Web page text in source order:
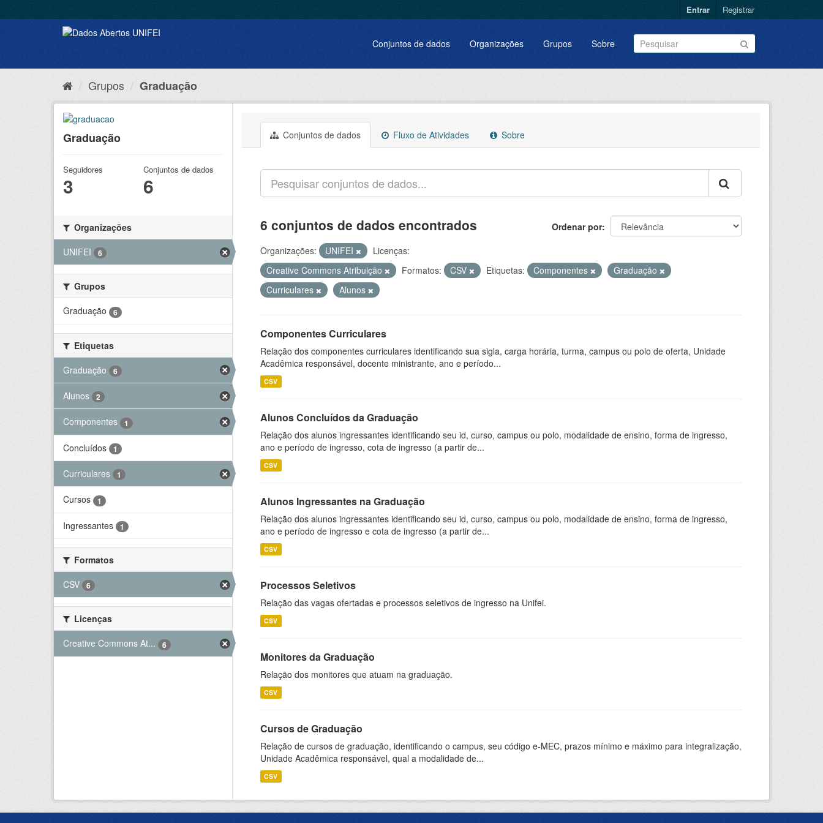
Entrar Registrar
Conjuntos de dados Organizações Grupos Sobre
Grupos Graduação
Graduação
Seguidores
3
Conjuntos de dados
6
Organizações
UNIFEI
6
Grupos
Graduação
6
Etiquetas
Graduação
6
Alunos 2
Componentes 1
Concluídos 1
Curriculares 1
Cursos 1
Ingressantes 1
Formatos
CSV
6
Licenças
Creative Commons At...
6
Conjuntos de dados Fluxo de Atividades Sobre
Ordenar por
6 conjuntos de dados encontrados
Organizações: UNIFEI
Licenças:
Creative Commons Atribuição
Formatos: CSV Etiquetas: Componentes
Graduação
Curriculares
Alunos
Componentes Curriculares
Relação dos componentes curriculares identificando sua sigla, carga horária, turma, campus ou polo de oferta, Unidade
Acadêmica responsável, docente ministrante, ano e período...
CSV
Alunos Concluídos da Graduação
Relação dos alunos ingressantes identificando seu id, curso, campus ou polo, modalidade de ensino, forma de ingresso,
ano e período de ingresso, cota de ingresso (a partir de...
CSV
Alunos Ingressantes na Graduação
Relação dos alunos ingressantes identificando seu id, curso, campus ou polo, modalidade de ensino, forma de ingresso,
ano e período de ingresso e cota de ingresso (a partir de...
CSV
Processos Seletivos
Relação das vagas ofertadas e processos seletivos de ingresso na Unifei.
CSV
Monitores da Graduação
Relação dos monitores que atuam na graduação.
CSV
Cursos de Graduação
Relação de cursos de graduação, identificando o campus, seu código e-MEC, prazos mínimo e máximo para integralização,
Unidade Acadêmica responsável, qual a modalidade de...
CSV